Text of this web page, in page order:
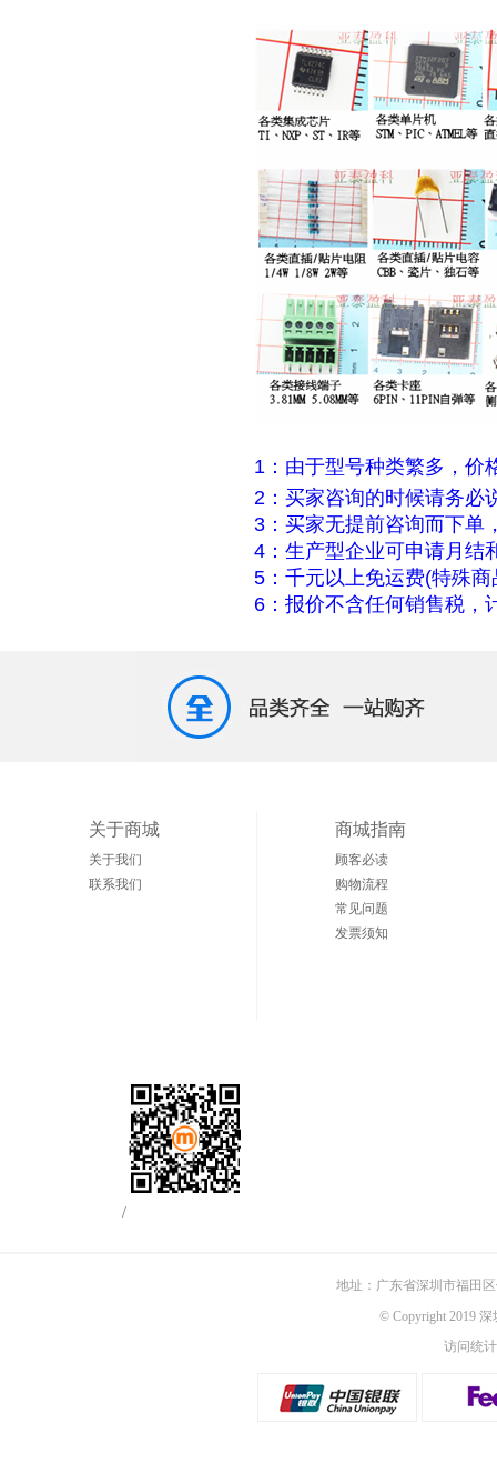
1：由于型号种类繁多，价
2：买家咨询的时候请务必
3：买家无提前咨询而下单
4：生产型企业可申请月结
5：千元以上免运费(特殊
6：报价不含任何销售税，
关于商城
关于我们
联系我们
商城指南
顾客必读
购物流程
常见问题
发票须知
/
地址：广东省深圳市福田
© Copyright 2019
访问统